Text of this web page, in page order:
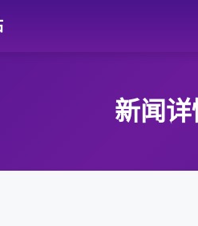
新闻详